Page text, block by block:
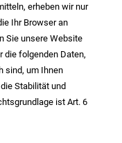
erheben wir nur
Ihr Browser an
Sie unsere Website
die folgenden Daten,
sind, um Ihnen
Stabilität und
ist Art. 6